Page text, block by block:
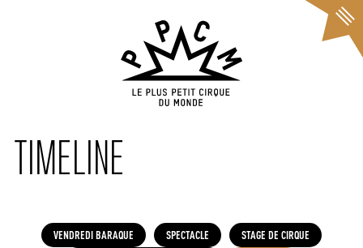
TIMELINE
VENDREDI BARAQUE SPECTACLE
STAGE DE CIRQUE